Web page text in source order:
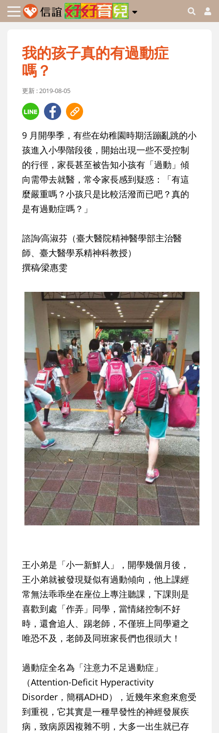
我的孩子真的有過動症
嗎？
更新 : 2019-08-05
9 月開學季，有些在幼稚園時期活蹦亂跳的小
孩進入小學階段後，開始出現一些不受控制
的行徑，家長甚至被告知小孩有「過動」傾
向需帶去就醫，常令家長感到疑惑：「有這
麼嚴重嗎？小孩只是比較活潑而已吧？真的
是有過動症嗎？」
諮詢∕高淑芬（臺大醫院精神醫學部主治醫
師、臺大醫學系精神科教授）
撰稿∕梁惠雯
王小弟是「小一新鮮人」，開學幾個月後，
王小弟就被發現疑似有過動傾向，他上課經
常無法乖乖坐在座位上專注聽課，下課則是
喜歡到處「作弄」同學，當情緒控制不好
時，還會追人、踢老師，不僅班上同學避之
唯恐不及，老師及同班家長們也很頭大！
過動症全名為「注意力不足過動症」
（Attention-Deficit Hyperactivity
Disorder，簡稱ADHD），近幾年來愈來愈受
到重視，它其實是一種早發性的神經發展疾
病，致病原因複雜不明，大多一出生就已存